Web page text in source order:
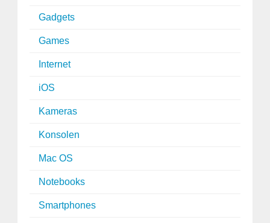
Gadgets
Games
Internet
iOS
Kameras
Konsolen
Mac OS
Notebooks
Smartphones